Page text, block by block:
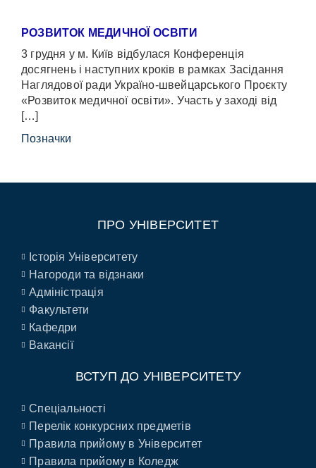
РОЗВИТОК МЕДИЧНОЇ ОСВІТИ
3 грудня у м. Київ відбулася Конференція
досягнень і наступних кроків в рамках Засідання
Наглядової ради Україно-швейцарського Проєкту
«Розвиток медичної освіти». Участь у заході від
[…]
Позначки
ПРО УНІВЕРСИТЕТ
Історія Університету
Нагороди та відзнаки
Адміністрація
Факультети
Кафедри
Вакансії
ВСТУП ДО УНІВЕРСИТЕТУ
Спеціальності
Перелік конкурсних предметів
Правила прийому в Університет
Правила прийому в Коледж